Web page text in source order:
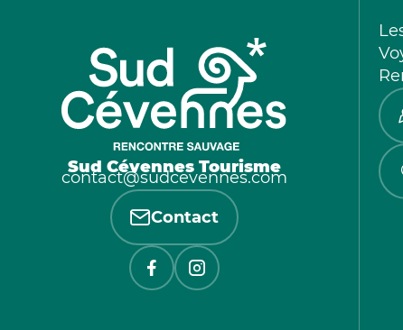
Sud Cévennes Tourisme
contact@sudcevennes.com
Contact